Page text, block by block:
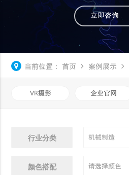
立即咨询
当前位置： 首页 案例展示
VR摄影 企业官网
行业分类
颜色搭配